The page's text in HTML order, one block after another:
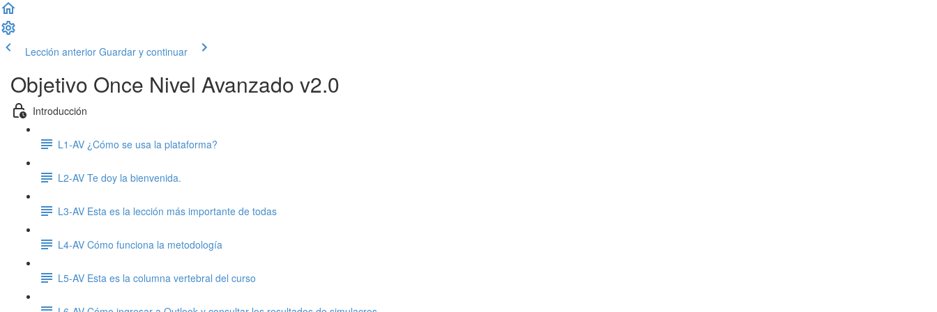
Lección anterior Guardar y continuar
Objetivo Once Nivel Avanzado v2.0
Introducción
L1-AV ¿Cómo se usa la plataforma?
L2-AV Te doy la bienvenida.
L3-AV Esta es la lección más importante de todas
L4-AV Cómo funciona la metodología
L5-AV Esta es la columna vertebral del curso